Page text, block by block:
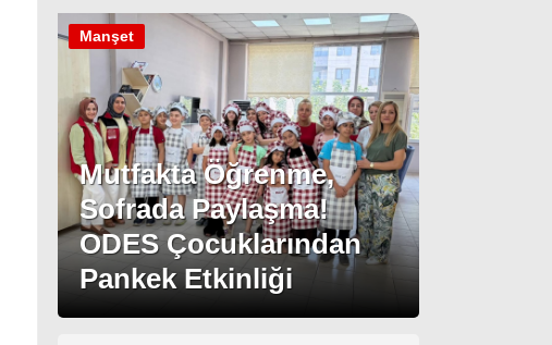
Mutfakta Öğrenme,
Sofrada Paylaşma!
ODES Çocuklarından
Pankek Etkinliği
Manşet